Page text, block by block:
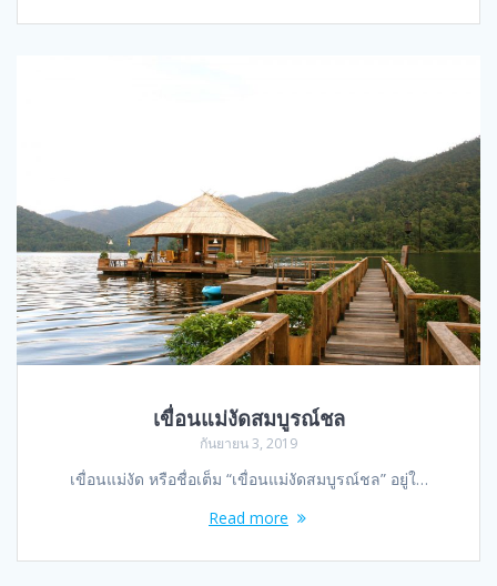
เขื่อนแม่งัดสมบูรณ์ชล
กันยายน 3, 2019
เขื่อนแม่งัด หรือชื่อเต็ม “เขื่อนแม่งัดสมบูรณ์ชล” อยู่ใ…
Read more